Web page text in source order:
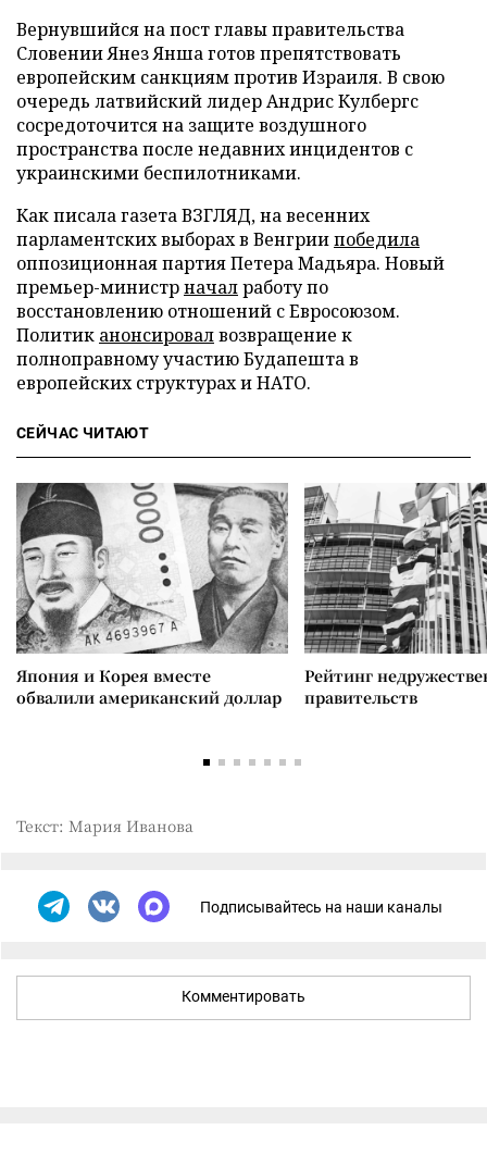
Вернувшийся на пост главы правительства
Словении Янез Янша готов препятствовать
европейским санкциям против Израиля. В свою
очередь латвийский лидер Андрис Кулбергс
сосредоточится на защите воздушного
пространства после недавних инцидентов с
украинскими беспилотниками.
Как писала газета ВЗГЛЯД, на весенних
парламентских выборах в Венгриипобедила
оппозиционная партия Петера Мадьяра. Новый
премьер-министрначалработу по
восстановлению отношений с Евросоюзом.
Политик анонсировалвозвращение к
полноправному участию Будапешта в
европейских структурах и НАТО.
СЕЙЧАС ЧИТАЮТ
Япония и Корея вместе
обвалили американский доллар
Рейтинг
правительств
Текст: Мария Иванова
Подписывайтесь на наши каналы
Комментировать